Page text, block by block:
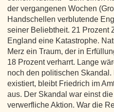
der vergangenen Wochen
Handschellen verblutende
seiner Beliebtheit. 21 Prozent
England eine Katastrophe.
Merz ein Traum, der in
18 Prozent verharrt. Lange
noch den politischen
existiert, bleibt Friedrich im
aus. Der Skandal war einst
verwerfliche Aktion. War die